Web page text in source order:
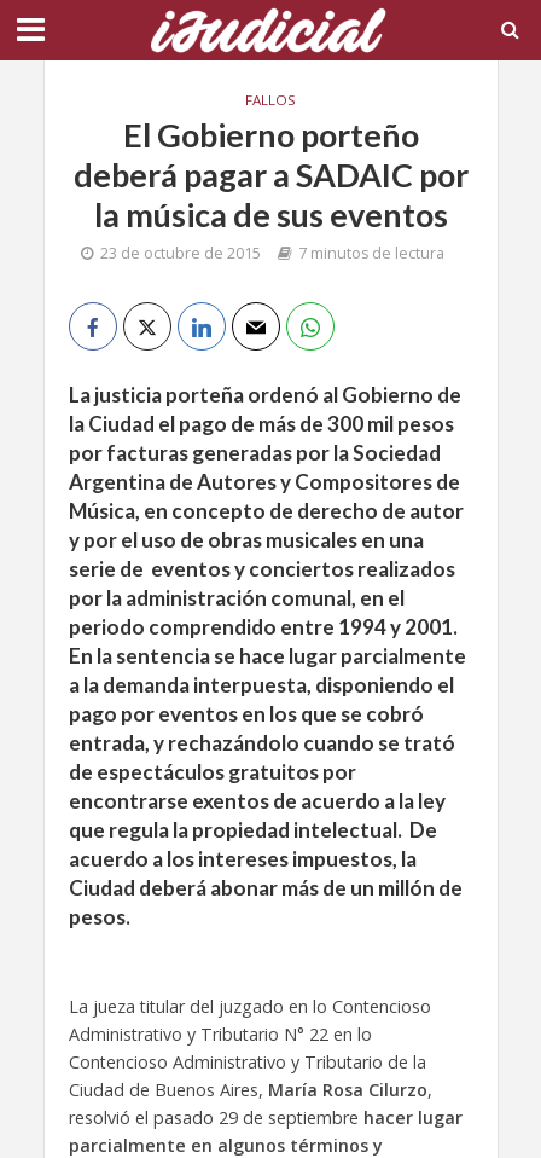
FALLOS
El Gobierno porteño
deberá pagar a SADAIC por
la música de sus eventos
23 de octubre de 2015 7 minutos de lectura
La justicia porteña ordenó al Gobierno de
la Ciudad el pago de más de 300 mil pesos
por facturas generadas por la Sociedad
Argentina de Autores y Compositores de
Música, en concepto de derecho de autor
y por el uso de obras musicales en una
serie de eventos y conciertos realizados
por la administración comunal, en el
periodo comprendido entre 1994 y 2001.
En la sentencia se hace lugar parcialmente
a la demanda interpuesta, disponiendo el
pago por eventos en los que se cobró
entrada, y rechazándolo cuando se trató
de espectáculos gratuitos por
encontrarse exentos de acuerdo a la ley
que regula la propiedad intelectual. De
acuerdo a los intereses impuestos, la
Ciudad deberá abonar más de un millón de
pesos.
La jueza titular del juzgado en lo Contencioso
Administrativo y Tributario N° 22 en lo
Contencioso Administrativo y Tributario de la
Ciudad de Buenos Aires, María Rosa Cilurzo,
resolvió el pasado 29 de septiembre hacer lugar
parcialmente en algunos términos y